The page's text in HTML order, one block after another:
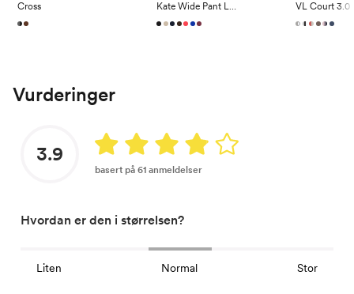
Cross
Kate Wide Pant Long
VL Court 3.0
Vurderinger
3.9
basert på 61 anmeldelser
Hvordan er den i størrelsen?
Liten Normal Stor